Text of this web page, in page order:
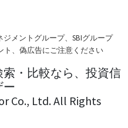
メントグループ、SBIグループ
ト、偽広告にご注意ください
・比較なら、投資信
ー
Co., Ltd. All Rights